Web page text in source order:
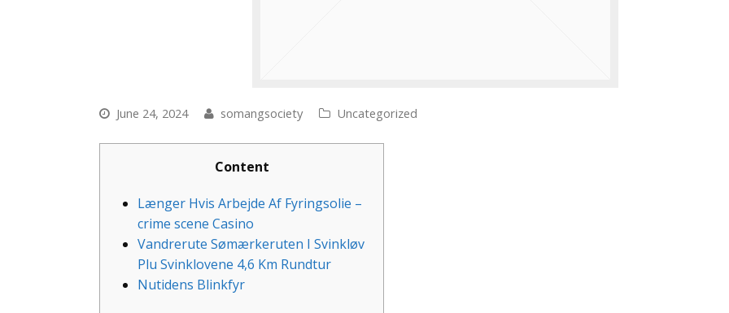
June 24, 2024 somangsociety Uncategorized
Content
Længer Hvis Arbejde Af Fyringsolie –
crime scene Casino
Vandrerute Sømærkeruten I Svinkløv
Plu Svinklovene 4,6 Km Rundtur
Nutidens Blinkfyr